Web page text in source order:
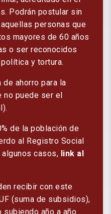
Podrán postular sin
personas que
mayores de 60 años
o ser reconocidos
y tortura.
ahorro para la
no puede ser el
de la población de
al Registro Social
casos, link al
recibir con este
(suma de subsidios),
subiendo año a año